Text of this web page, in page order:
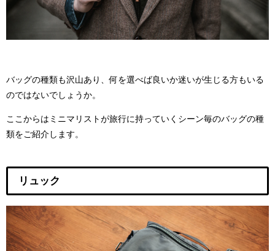
バッグの種類も沢山あり、何を選べば良いか迷いが生じる方もいる
のではないでしょうか。
ここからはミニマリストが旅行に持っていくシーン毎のバッグの種
類をご紹介します。
リュック